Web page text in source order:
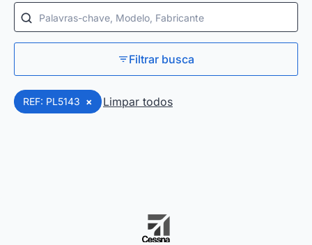
Palavras-chave, Modelo, Fabricante
Filtrar busca
REF: PL5143 × Limpar todos